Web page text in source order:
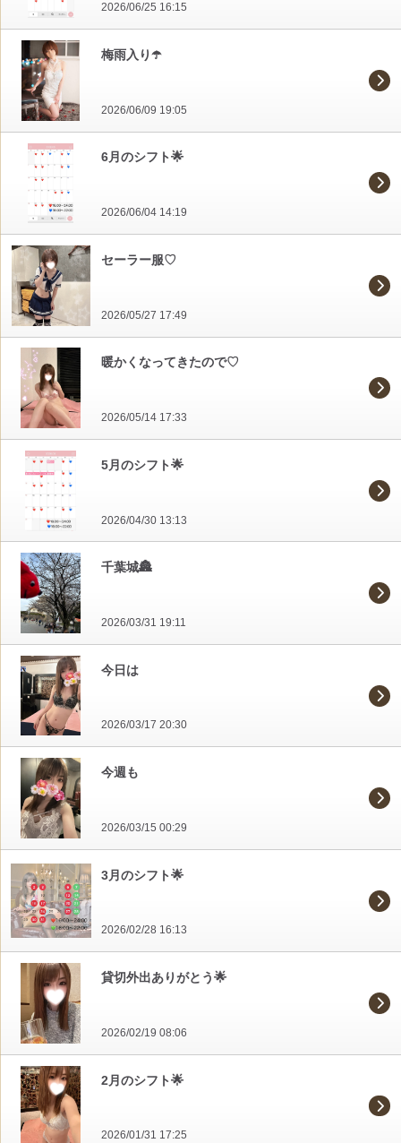
2026/06/25 16:15
梅雨入り☂️
2026/06/09 19:05
6月のシフト🌟
2026/06/04 14:19
セーラー服♡
2026/05/27 17:49
暖かくなってきたので♡
2026/05/14 17:33
5月のシフト🌟
2026/04/30 13:13
千葉城🏯
2026/03/31 19:11
今日は
2026/03/17 20:30
今週も
2026/03/15 00:29
3月のシフト🌟
2026/02/28 16:13
貸切外出ありがとう🌟
2026/02/19 08:06
2月のシフト🌟
2026/01/31 17:25